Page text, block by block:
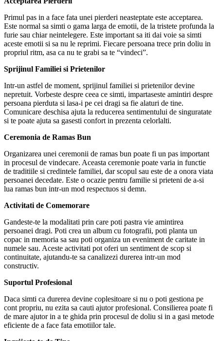
Primul pas in a face fata unei pierderi neasteptate este acceptarea.
Este normal sa simti o gama larga de emotii, de la tristete profunda la
furie sau chiar neintelegere. Este important sa iti dai voie sa simti
aceste emotii si sa nu le reprimi. Fiecare persoana trece prin doliu in
propriul ritm, asa ca nu te grabi sa te “vindeci”.
Sprijinul Familiei si Prietenilor
Intr-un astfel de moment, sprijinul familiei si prietenilor devine
nepretuit. Vorbeste despre ceea ce simti, impartaseste amintiri despre
persoana pierduta si lasa-i pe cei dragi sa fie alaturi de tine.
Comunicare deschisa ajuta la reducerea sentimentului de singuratate
si te poate ajuta sa gasesti confort in prezenta celorlalti.
Ceremonia de Ramas Bun
Organizarea unei ceremonii de ramas bun poate fi un pas important
in procesul de vindecare. Aceasta ceremonie poate varia in functie
de traditiile si credintele familiei, dar scopul sau este de a onora viata
persoanei decedate. Este o ocazie pentru familie si prieteni de a-si
lua ramas bun intr-un mod respectuos si demn.
Activitati de Comemorare
Gandeste-te la modalitati prin care poti pastra vie amintirea
persoanei dragi. Poti crea un album cu fotografii, poti planta un
copac in memoria sa sau poti organiza un eveniment de caritate in
numele sau. Aceste activitati pot oferi un sentiment de scop si
continuitate, ajutandu-te sa canalizezi durerea intr-un mod
constructiv.
Suportul Profesional
Daca simti ca durerea devine coplesitoare si nu o poti gestiona pe
cont propriu, nu ezita sa cauti ajutor profesional. Consilierea poate fi
de mare ajutor in a te ghida prin procesul de doliu si in a gasi metode
eficiente de a face fata emotiilor tale.